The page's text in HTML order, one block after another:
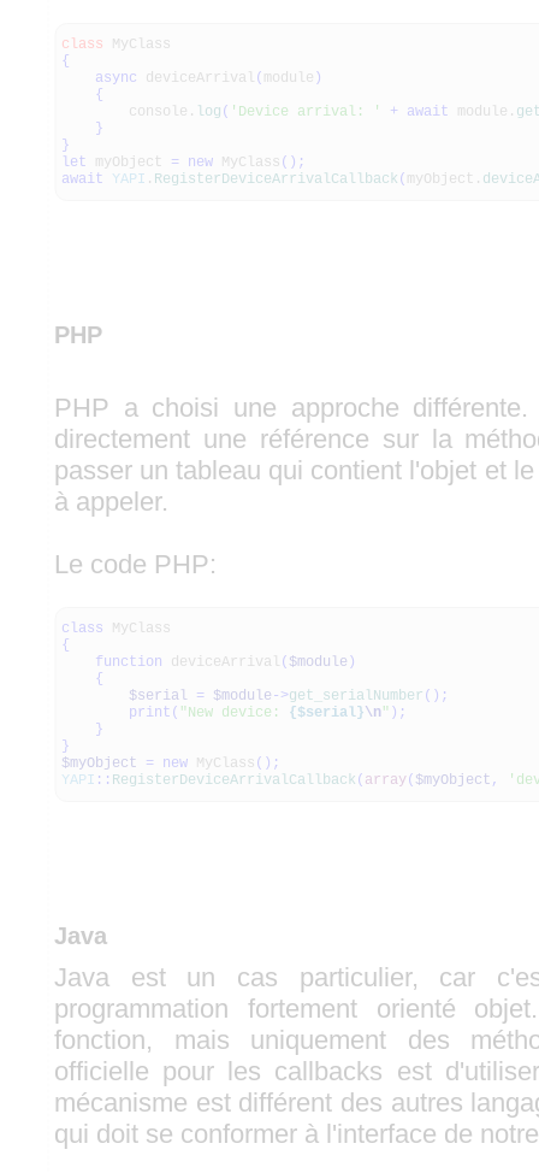
class MyClass
{
async deviceArrival ( module )
{
console. log ( 'Device arrival: ' + await module.
}
}
let myObject = new MyClass ( ) ;
await
YAPI . RegisterDeviceArrivalCallback ( myObject.
PHP
PHP a choisi une approche
directement une référence sur la
passer un tableau qui contient l'objet et
à appeler.
Le code PHP:
class MyClass
{
function deviceArrival ( $module )
{
$serial
= $module ->get_serialNumber ( ) ;
print ( "New device: {$serial}\n " ) ;
}
}
$myObject
= new MyClass ( ) ;
YAPI :: RegisterDeviceArrivalCallback ( array( $myObject ,
Java
Java est un cas particulier, car
programmation fortement orienté
fonction, mais uniquement des
officielle pour les callbacks est
mécanisme est différent des autres
qui doit se conformer à l'interface de